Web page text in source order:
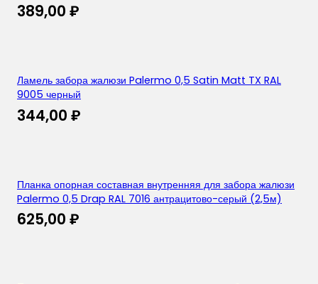
389,00 ₽
Ламель забора жалюзи Palermo 0,5 Satin Matt TX RAL
9005 черный
344,00 ₽
Планка опорная составная внутренняя для забора жалюзи
Palermo 0,5 Drap RAL 7016 антрацитово-серый (2,5м)
625,00 ₽